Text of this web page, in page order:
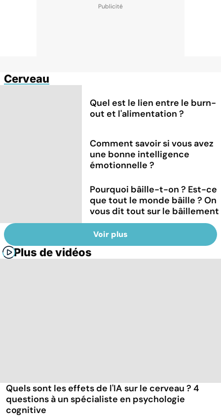
Cerveau
Quel est le lien entre le burn-
out et l'alimentation ?
Comment savoir si vous avez
une bonne intelligence
émotionnelle ?
Pourquoi bâille-t-on ? Est-ce
que tout le monde bâille ? On
vous dit tout sur le bâillement
Voir plus
Plus de vidéos
Quels sont les effets de l'IA sur le cerveau ? 4
questions à un spécialiste en psychologie
cognitive